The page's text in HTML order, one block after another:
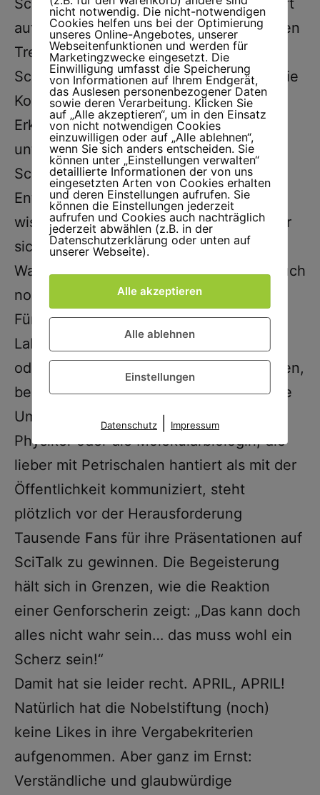
auf TikTok mit seinen Hypes, kurzweiligen
Trends und nicht überprüften Inhalten.
SciTalk soll neue Standards setzen für die
Kommunikation wissenschaftlicher
Erkenntnisse: Präzise, authentisch,
unterhaltsam! Eine neue Form des
SciTainments, also des Science
Entertainments oder der
wissenschaftlichen Unterhaltung, bei der
sich das Publikum vollkommen auf den
Wahrheitsgehalt verlassen könne und auch
noch Spaß dabei habe.
Für Forschende, die sich bisher lieber im
Labor versteckten und sozialen Medien
oder Interviews eher aus dem Weg gingen,
bedeutet diese Regelung eine drastische
Umstellung: Der typisch introvertierte
Physiker oder die Molekularbiologin, die
lieber mit Petrischalen hantiert als mit der
Öffentlichkeit kommuniziert, steht
plötzlich vor der Herausforderung
Tausende Fans für ihre Präsentationen auf
SciTalk zu gewinnen. Die Begeisterung
hält sich in Grenzen, wie die Reaktion
einer Genforscherin zeigt: „Das kann doch
alles nicht wahr sein… das muss wohl ein
Scherz sein!“
Damit hat sie leider recht. APRIL, APRIL!
Natürlich hat die Nobelstiftung (noch)
keine Likes in ihre Vergabekriterien
aufgenommen. Aber ganz im Ernst:
Verständliche und glaubwürdige
nicht notwendig. Die nicht-notwendigen
Cookies helfen uns bei der Optimierung
unseres Online-Angebotes, unserer
Webseitenfunktionen und werden für
Marketingzwecke eingesetzt. Die
Einwilligung umfasst die Speicherung
von Informationen auf Ihrem Endgerät,
das Auslesen personenbezogener Daten
sowie deren Verarbeitung. Klicken Sie
auf „Alle akzeptieren“, um in den Einsatz
von nicht notwendigen Cookies
einzuwilligen oder auf „Alle ablehnen“,
wenn Sie sich anders entscheiden. Sie
können unter „Einstellungen verwalten“
detaillierte Informationen der von uns
eingesetzten Arten von Cookies erhalten
und deren Einstellungen aufrufen. Sie
können die Einstellungen jederzeit
aufrufen und Cookies auch nachträglich
jederzeit abwählen (z.B. in der
Datenschutzerklärung oder unten auf
unserer Webseite).
Alle akzeptieren
Alle ablehnen
Einstellungen
Datenschutz| Impressum